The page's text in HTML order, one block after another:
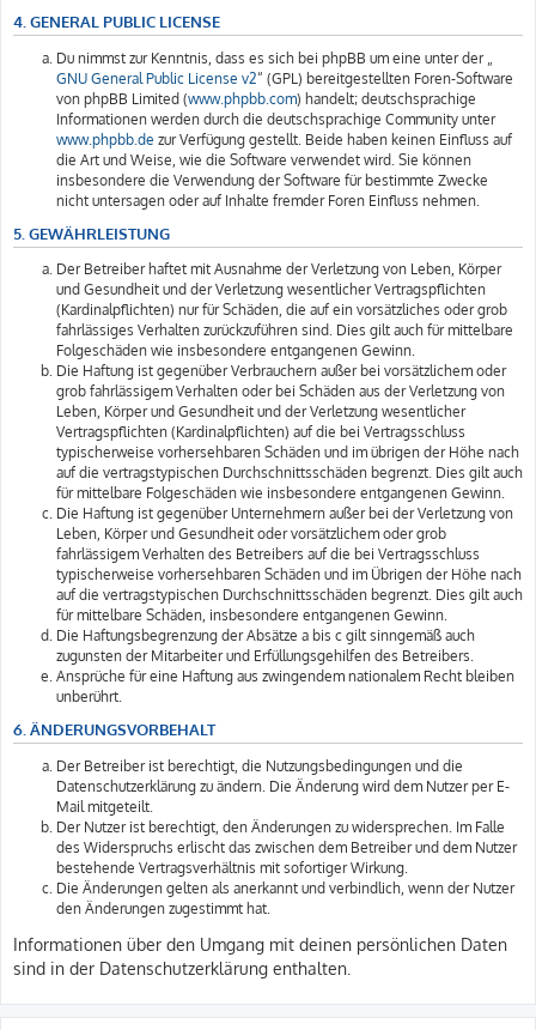
4. GENERAL PUBLIC LICENSE
Du nimmst zur Kenntnis, dass es sich bei phpBB um eine unter der „
GNU General Public License v2“ (GPL) bereitgestellten Foren-Software
von phpBB Limited (www.phpbb.com) handelt; deutschsprachige
Informationen werden durch die deutschsprachige Community unter
www.phpbb.de zur Verfügung gestellt. Beide haben keinen Einfluss auf
die Art und Weise, wie die Software verwendet wird. Sie können
insbesondere die Verwendung der Software für bestimmte Zwecke
nicht untersagen oder auf Inhalte fremder Foren Einfluss nehmen.
5. GEWÄHRLEISTUNG
Der Betreiber haftet mit Ausnahme der Verletzung von Leben, Körper
und Gesundheit und der Verletzung wesentlicher Vertragspflichten
(Kardinalpflichten) nur für Schäden, die auf ein vorsätzliches oder grob
fahrlässiges Verhalten zurückzuführen sind. Dies gilt auch für mittelbare
Folgeschäden wie insbesondere entgangenen Gewinn.
Die Haftung ist gegenüber Verbrauchern außer bei vorsätzlichem oder
grob fahrlässigem Verhalten oder bei Schäden aus der Verletzung von
Leben, Körper und Gesundheit und der Verletzung wesentlicher
Vertragspflichten (Kardinalpflichten) auf die bei Vertragsschluss
typischerweise vorhersehbaren Schäden und im übrigen der Höhe nach
auf die vertragstypischen Durchschnittsschäden begrenzt. Dies gilt auch
für mittelbare Folgeschäden wie insbesondere entgangenen Gewinn.
Die Haftung ist gegenüber Unternehmern außer bei der Verletzung von
Leben, Körper und Gesundheit oder vorsätzlichem oder grob
fahrlässigem Verhalten des Betreibers auf die bei Vertragsschluss
typischerweise vorhersehbaren Schäden und im Übrigen der Höhe nach
auf die vertragstypischen Durchschnittsschäden begrenzt. Dies gilt auch
für mittelbare Schäden, insbesondere entgangenen Gewinn.
Die Haftungsbegrenzung der Absätze a bis c gilt sinngemäß auch
zugunsten der Mitarbeiter und Erfüllungsgehilfen des Betreibers.
Ansprüche für eine Haftung aus zwingendem nationalem Recht bleiben
unberührt.
6. ÄNDERUNGSVORBEHALT
Der Betreiber ist berechtigt, die Nutzungsbedingungen und die
Datenschutzerklärung zu ändern. Die Änderung wird dem Nutzer per E-
Mail mitgeteilt.
Der Nutzer ist berechtigt, den Änderungen zu widersprechen. Im Falle
des Widerspruchs erlischt das zwischen dem Betreiber und dem Nutzer
bestehende Vertragsverhältnis mit sofortiger Wirkung.
Die Änderungen gelten als anerkannt und verbindlich, wenn der Nutzer
den Änderungen zugestimmt hat.
Informationen über den Umgang mit deinen persönlichen Daten
sind in der Datenschutzerklärung enthalten.